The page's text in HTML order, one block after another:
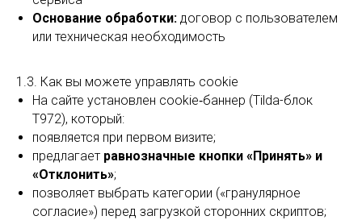
Основание обработки: договор с пользователем
или техническая необходимость
1.3. Как вы можете управлять cookie
На сайте установлен cookie‑баннер (Tilda-блок
T972), который:
появляется при первом визите;
предлагает равнозначные кнопки «Принять» и
«Отклонить»;
позволяет выбрать категории («гранулярное
согласие») перед загрузкой сторонних скриптов;